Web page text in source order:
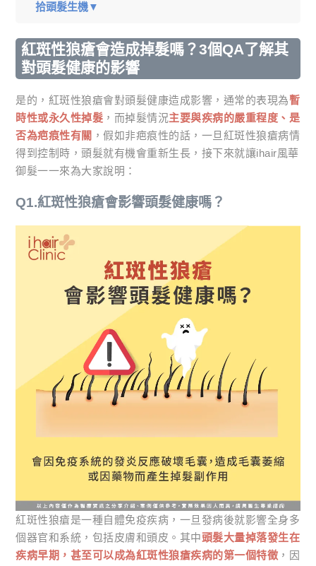
拾頭髮生機▼
紅斑性狼瘡會造成掉髮嗎？3個QA了解其
對頭髮健康的影響
是的，紅斑性狼瘡會對頭髮健康造成影響，通常的表現為暫
時性或永久性掉髮 ，而掉髮情況主要與疾病的嚴重程度、是
否為疤痕性有關 ，假如非疤痕性的話，一旦紅斑性狼瘡病情
得到控制時，頭髮就有機會重新生長，接下來就讓ihair風華
御髮一一來為大家說明：
Q1.紅斑性狼瘡會影響頭髮健康嗎？
紅斑性狼瘡是一種自體免疫疾病，一旦發病後就影響全身多
個器官和系統，包括皮膚和頭皮。其中頭髮大量掉落發生在
疾病早期，甚至可以成為紅斑性狼瘡疾病的第一個特徵 ，因